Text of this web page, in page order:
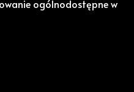
ogólnodostępne w